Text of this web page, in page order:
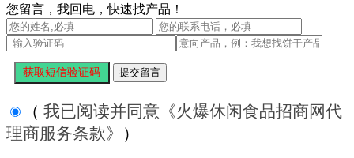
您留言，我回电，快速找产品！
（ 我已阅读并同意《火爆休闲食品招商网代
理商服务条款》
）